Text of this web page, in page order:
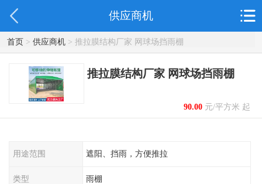
供应商机
首页> 供应商机> 推拉膜结构厂家 网球场挡雨棚
推拉膜结构厂家 网球场挡雨棚
90.00元/平方米 起
用途范围 遮阳、挡雨，方便推拉
类型 雨棚